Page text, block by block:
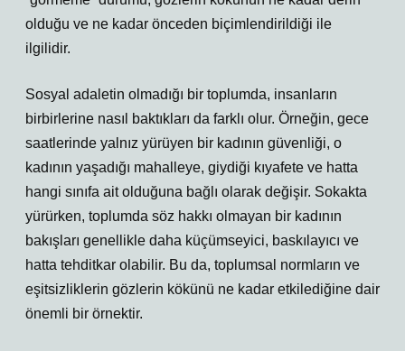
olduğu ve ne kadar önceden biçimlendirildiği ile
ilgilidir.
Sosyal adaletin olmadığı bir toplumda, insanların
birbirlerine nasıl baktıkları da farklı olur. Örneğin, gece
saatlerinde yalnız yürüyen bir kadının güvenliği, o
kadının yaşadığı mahalleye, giydiği kıyafete ve hatta
hangi sınıfa ait olduğuna bağlı olarak değişir. Sokakta
yürürken, toplumda söz hakkı olmayan bir kadının
bakışları genellikle daha küçümseyici, baskılayıcı ve
hatta tehditkar olabilir. Bu da, toplumsal normların ve
eşitsizliklerin gözlerin kökünü ne kadar etkilediğine dair
önemli bir örnektir.